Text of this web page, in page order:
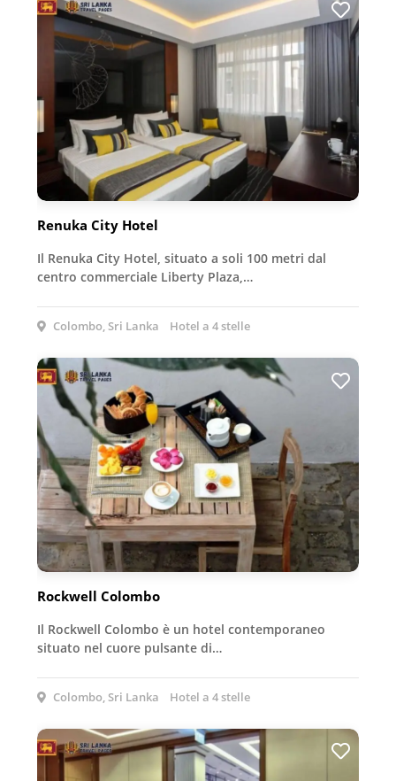
Renuka City Hotel
Il Renuka City Hotel, situato a soli 100 metri dal
centro commerciale Liberty Plaza,…
Colombo, Sri Lanka Hotel a 4 stelle
Rockwell Colombo
Il Rockwell Colombo è un hotel contemporaneo
situato nel cuore pulsante di…
Colombo, Sri Lanka Hotel a 4 stelle